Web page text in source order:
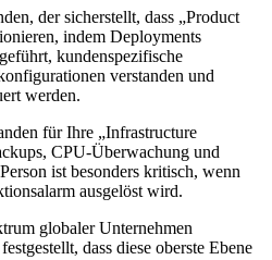
der sicherstellt, dass „Product
indem Deployments
kundenspezifische
verstanden und
werden.
für Ihre „Infrastructure
CPU-Überwachung und
ist besonders kritisch, wenn
ausgelöst wird.
globaler Unternehmen
dass diese oberste Ebene